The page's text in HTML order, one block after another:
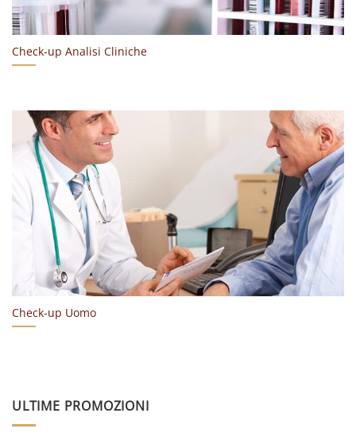
Check-up Analisi Cliniche
Check-up Uomo
ULTIME PROMOZIONI